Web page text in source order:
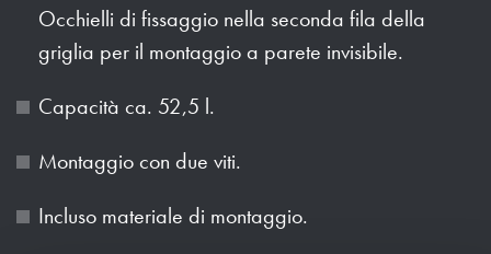
Occhielli di fissaggio nella seconda fila della
griglia per il montaggio a parete invisibile.
Capacità ca. 52,5 l.
Montaggio con due viti.
Incluso materiale di montaggio.